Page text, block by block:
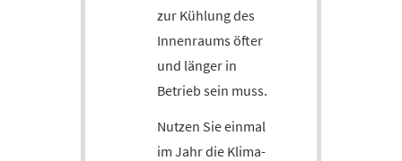
zur Kühlung des
Innenraums öfter
und länger in
Betrieb sein muss.
Nutzen Sie einmal
im Jahr die Klima-